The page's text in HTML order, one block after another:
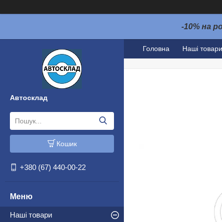
-10% на
Автосклад
Кошик
+380 (67) 440-00-22
Наші товари
Головна Наші товари